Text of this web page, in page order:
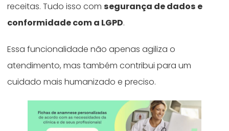
receitas. Tudo isso comsegurança de dados e
conformidade com a LGPD.
Essa funcionalidade não apenas agiliza o
atendimento, mas também contribui para um
cuidado mais humanizado e preciso.